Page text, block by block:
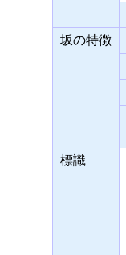
坂の特徴
標識